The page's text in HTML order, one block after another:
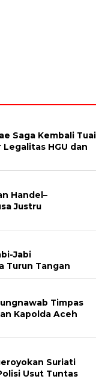
Saga Kembali Tuai
HGU dan
Handel–
Justru
Jabi
Turun Tangan
Timpas
Kapolda Aceh
Suriati
Usut Tuntas